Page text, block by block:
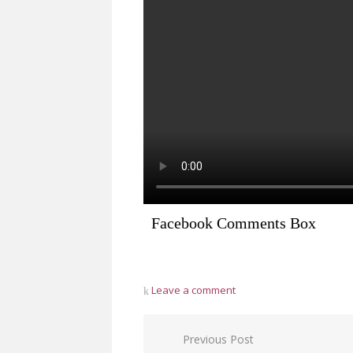
Facebook Comments Box
Leave a comment
PostPrevious Post